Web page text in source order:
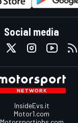
Social media
InsideEvs.it
Motor1.com